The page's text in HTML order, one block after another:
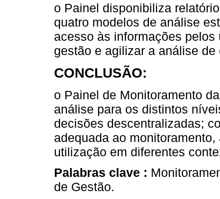
o Painel disponibiliza
quatro modelos de análise
acesso às informações
gestão e agilizar a análise de
CONCLUSÃO:
o Painel de Monitoramento
análise para os distintos
decisões descentralizadas;
adequada ao
utilização em diferentes
Palabras clave :
de Gestão.